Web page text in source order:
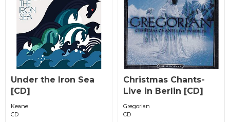
Under the Iron Sea
[CD]
Keane
CD
Christmas Chants-
Live in Berlin [CD]
Gregorian
CD